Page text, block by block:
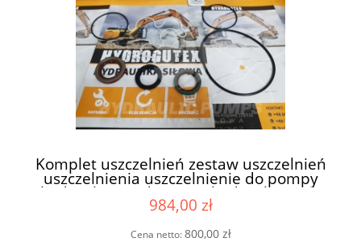
Komplet uszczelnień zestaw uszczelnień
uszczelnienia uszczelnienie do pompy
hydraulicznej do pomp hydraulicznych
Hydreco David Brown PC22131610C4
984,00 zł
Cena netto:800,00 zł